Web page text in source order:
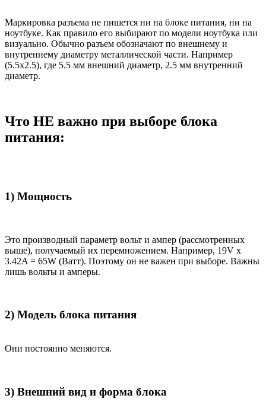
Маркировка разъема не пишется ни на блоке питания, ни на
ноутбуке. Как правило его выбирают по модели ноутбука или
визуально. Обычно разъем обозначают по внешнему и
внутреннему диаметру металлической части. Например
(5.5x2.5), где 5.5 мм внешний диаметр, 2.5 мм внутренний
диаметр.
Что НЕ важно при выборе блока
питания:
1) Мощность
Это производный параметр вольт и ампер (рассмотренных
выше), получаемый их перемножением. Например, 19V x
3.42A = 65W (Ватт). Поэтому он не важен при выборе. Важны
лишь вольты и амперы.
2) Модель блока питания
Они постоянно меняются.
3) Внешний вид и форма блока